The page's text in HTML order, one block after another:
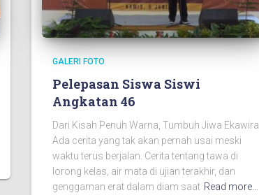
GALERI FOTO
Pelepasan Siswa Siswi
Angkatan 46
Dari Kisah Penuh Warna, Tumbuh Jiwa Ekawira
Ada cerita yang tak akan pernah usai meski
waktu terus berjalan. Cerita tentang tawa di
lorong kelas, air mata di ujian terakhir, dan
genggaman erat dalam diam saat Read more…